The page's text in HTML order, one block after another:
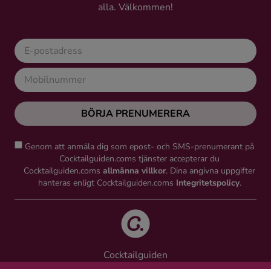
alla. Välkommen!
BÖRJA PRENUMERERA
Genom att anmäla dig som epost- och SMS-prenumerant på
Cocktailguiden.coms tjänster accepterar du
Cocktailguiden.coms allmänna villkor. Dina angivna uppgifter
hanteras enligt Cocktailguiden.coms Integritetspolicy.
Cocktailguiden